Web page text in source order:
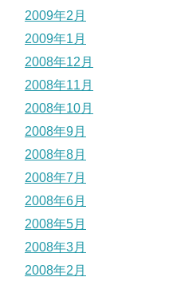
2009年2月
2009年1月
2008年12月
2008年11月
2008年10月
2008年9月
2008年8月
2008年7月
2008年6月
2008年5月
2008年3月
2008年2月